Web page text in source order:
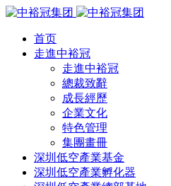
首页
走進中裕冠
走進中裕冠
總裁致辭
成長經歷
企業文化
特色管理
集團畫冊
深圳低空產業基金
深圳低空產業孵化器